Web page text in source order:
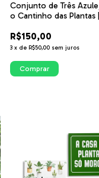
Conjunto de Três
o Cantinho das Plantas
A mulher Regando
R$150,00
3 x de R$50,00 sem juros
Comprar